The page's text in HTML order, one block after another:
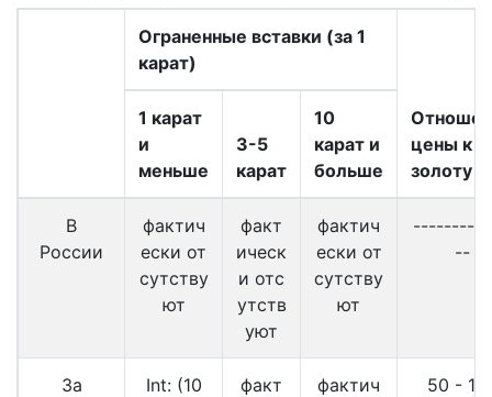
Ограненные вставки (за 1
карат)
цены к
золоту
1 карат
и
меньше
3-5
карат
10
карат и
больше
В
России
фактич
ески от
сутству
ют
факт
ическ
и отс
утств
уют
фактич
ески от
сутству
ют
--
За
Int: (10
факт
фактич
50 -